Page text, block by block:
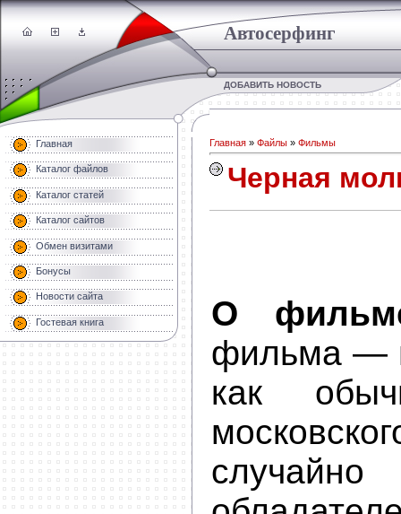
Автосерфинг
ДОБАВИТЬ НОВОСТЬ
Главная
Каталог файлов
Каталог статей
Каталог сайтов
Обмен визитами
Бонусы
Новости сайта
Гостевая книга
Главная » Файлы » Фильмы
Черная
О
фильма —
как